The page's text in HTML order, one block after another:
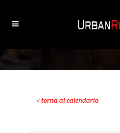
< torna al calendario